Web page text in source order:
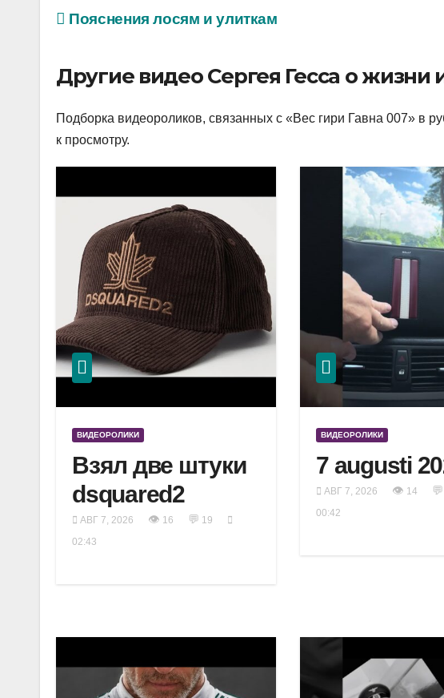
Пояснения лосям и улиткам
Другие видео Сергея Гесса о жизни
Подборка видеороликов, связанных с «Вес гири Гавна 007» в
к просмотру.
ВИДЕОРОЛИКИ
Взял две штуки
dsquared2
АВГ 7, 2026 👁 16 💬 19
02:43
ВИДЕОРОЛИКИ
7 augusti
АВГ 7, 2026 👁 14 💬
00:42